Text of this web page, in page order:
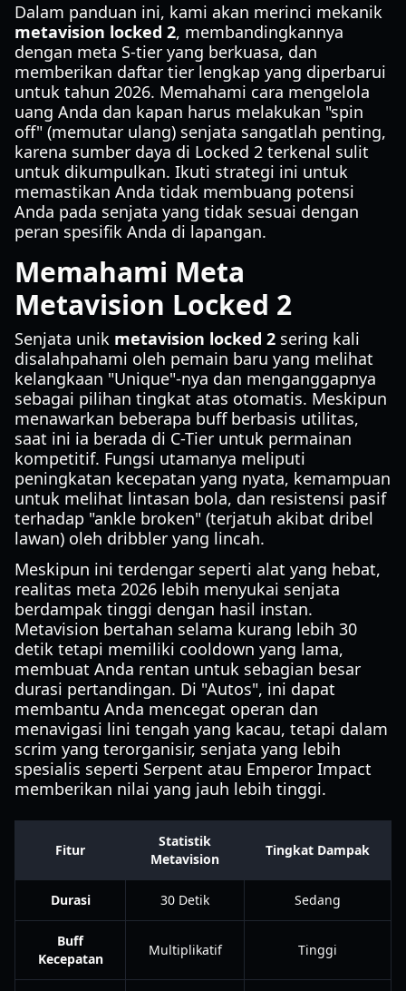
Dalam panduan ini, kami akan merinci mekanik
metavision locked 2, membandingkannya
dengan meta S-tier yang berkuasa, dan
memberikan daftar tier lengkap yang diperbarui
untuk tahun 2026. Memahami cara mengelola
uang Anda dan kapan harus melakukan "spin
off" (memutar ulang) senjata sangatlah penting,
karena sumber daya di Locked 2 terkenal sulit
untuk dikumpulkan. Ikuti strategi ini untuk
memastikan Anda tidak membuang potensi
Anda pada senjata yang tidak sesuai dengan
peran spesifik Anda di lapangan.
Memahami Meta
Metavision Locked 2
Senjata unik metavision locked 2 sering kali
disalahpahami oleh pemain baru yang melihat
kelangkaan "Unique"-nya dan menganggapnya
sebagai pilihan tingkat atas otomatis. Meskipun
menawarkan beberapa buff berbasis utilitas,
saat ini ia berada di C-Tier untuk permainan
kompetitif. Fungsi utamanya meliputi
peningkatan kecepatan yang nyata, kemampuan
untuk melihat lintasan bola, dan resistensi pasif
terhadap "ankle broken" (terjatuh akibat dribel
lawan) oleh dribbler yang lincah.
Meskipun ini terdengar seperti alat yang hebat,
realitas meta 2026 lebih menyukai senjata
berdampak tinggi dengan hasil instan.
Metavision bertahan selama kurang lebih 30
detik tetapi memiliki cooldown yang lama,
membuat Anda rentan untuk sebagian besar
durasi pertandingan. Di "Autos", ini dapat
membantu Anda mencegat operan dan
menavigasi lini tengah yang kacau, tetapi dalam
scrim yang terorganisir, senjata yang lebih
spesialis seperti Serpent atau Emperor Impact
memberikan nilai yang jauh lebih tinggi.
Fitur
Statistik
Metavision
Tingkat Dampak
Durasi 30 Detik Sedang
Buff
Kecepatan
Multiplikatif Tinggi